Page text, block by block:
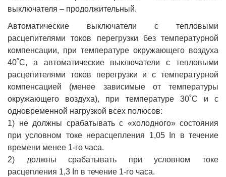
выключателя – продолжительный.
Автоматические выключатели с тепловыми
расцепителями токов перегрузки без температурной
компенсации, при температуре окружающего воздуха
40˚С, а автоматические выключатели с тепловыми
расцепителями токов перегрузки и с температурной
компенсацией (менее зависимые от температуры
окружающего воздуха), при температуре 30˚С и с
одновременной нагрузкой всех полюсов:
1) не должны срабатывать с «холодного» состояния
при условном токе нерасцепления 1,05 In в течение
времени менее 1-го часа.
2) должны срабатывать при условном токе
расцепления 1,3 In в течение 1-го часа.